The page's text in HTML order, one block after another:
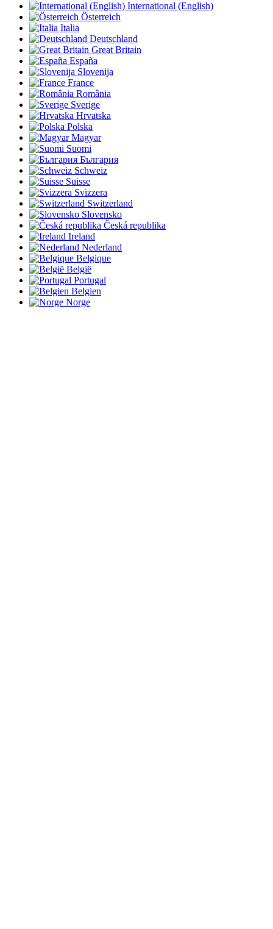
International (English)
Österreich
Italia
Deutschland
Great Britain
España
Slovenija
France
România
Sverige
Hrvatska
Polska
Magyar
Suomi
България
Schweiz
Suisse
Svizzera
Switzerland
Slovensko
Česká republika
Ireland
Nederland
Belgique
België
Portugal
Belgien
Norge